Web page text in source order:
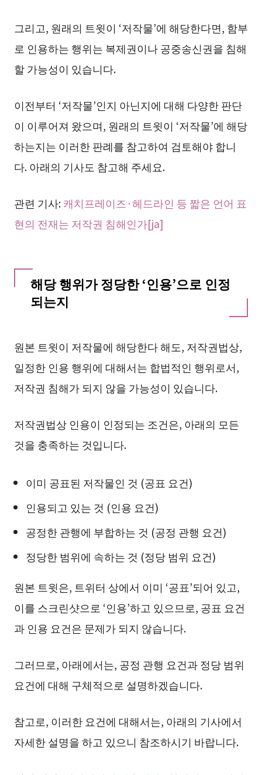
그리고, 원래의 트윗이 ‘저작물’에 해당한다면, 함부
로 인용하는 행위는 복제권이나 공중송신권을 침해
할 가능성이 있습니다.
이전부터 ‘저작물’인지 아닌지에 대해 다양한 판단
이 이루어져 왔으며, 원래의 트윗이 ‘저작물’에 해당
하는지는 이러한 판례를 참고하여 검토해야 합니
다. 아래의 기사도 참고해 주세요.
관련 기사:캐치프레이즈·헤드라인 등 짧은 언어 표
현의 전재는 저작권 침해인가[ja]
해당 행위가 정당한 ‘인용’으로 인정
되는지
원본 트윗이 저작물에 해당한다 해도, 저작권법상,
일정한 인용 행위에 대해서는 합법적인 행위로서,
저작권 침해가 되지 않을 가능성이 있습니다.
저작권법상 인용이 인정되는 조건은, 아래의 모든
것을 충족하는 것입니다.
이미 공표된 저작물인 것 (공표 요건)
인용되고 있는 것 (인용 요건)
공정한 관행에 부합하는 것 (공정 관행 요건)
정당한 범위에 속하는 것 (정당 범위 요건)
원본 트윗은, 트위터 상에서 이미 ‘공표’되어 있고,
이를 스크린샷으로 ‘인용’하고 있으므로, 공표 요건
과 인용 요건은 문제가 되지 않습니다.
그러므로, 아래에서는, 공정 관행 요건과 정당 범위
요건에 대해 구체적으로 설명하겠습니다.
참고로, 이러한 요건에 대해서는, 아래의 기사에서
자세한 설명을 하고 있으니 참조하시기 바랍니다.